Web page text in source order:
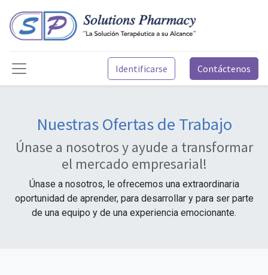
Identificarse Contáctenos
Nuestras Ofertas de Trabajo
Únase a nosotros y ayude a transformar
el mercado empresarial!
Únase a nosotros, le ofrecemos una extraordinaria
oportunidad de aprender, para desarrollar y para ser parte
de una equipo y de una experiencia emocionante.